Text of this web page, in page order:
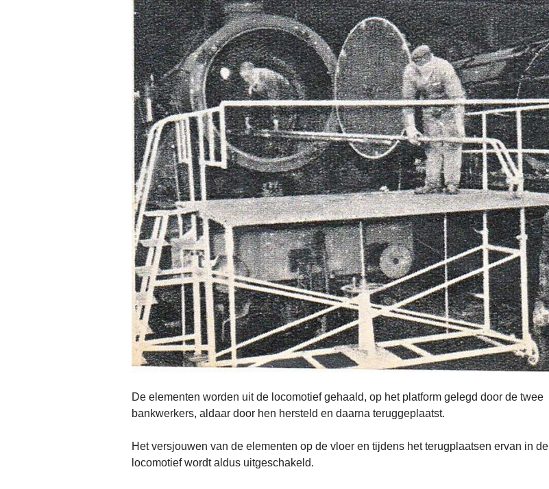
De elementen worden uit de locomotief gehaald, op het platform gelegd door de twee
bankwerkers, aldaar door hen hersteld en daarna teruggeplaatst.
Het versjouwen van de elementen op de vloer en tijdens het terugplaatsen ervan in de
locomotief wordt aldus uitgeschakeld.